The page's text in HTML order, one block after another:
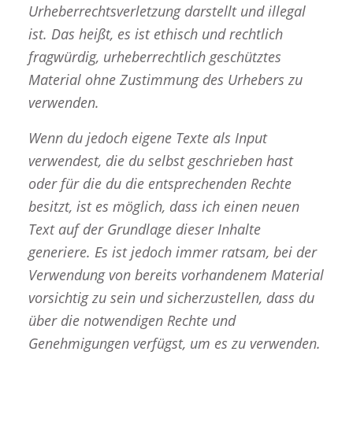
Urheberrechtsverletzung darstellt und illegal
ist. Das heißt, es ist ethisch und rechtlich
fragwürdig, urheberrechtlich geschütztes
Material ohne Zustimmung des Urhebers zu
verwenden.
Wenn du jedoch eigene Texte als Input
verwendest, die du selbst geschrieben hast
oder für die du die entsprechenden Rechte
besitzt, ist es möglich, dass ich einen neuen
Text auf der Grundlage dieser Inhalte
generiere. Es ist jedoch immer ratsam, bei der
Verwendung von bereits vorhandenem Material
vorsichtig zu sein und sicherzustellen, dass du
über die notwendigen Rechte und
Genehmigungen verfügst, um es zu verwenden.